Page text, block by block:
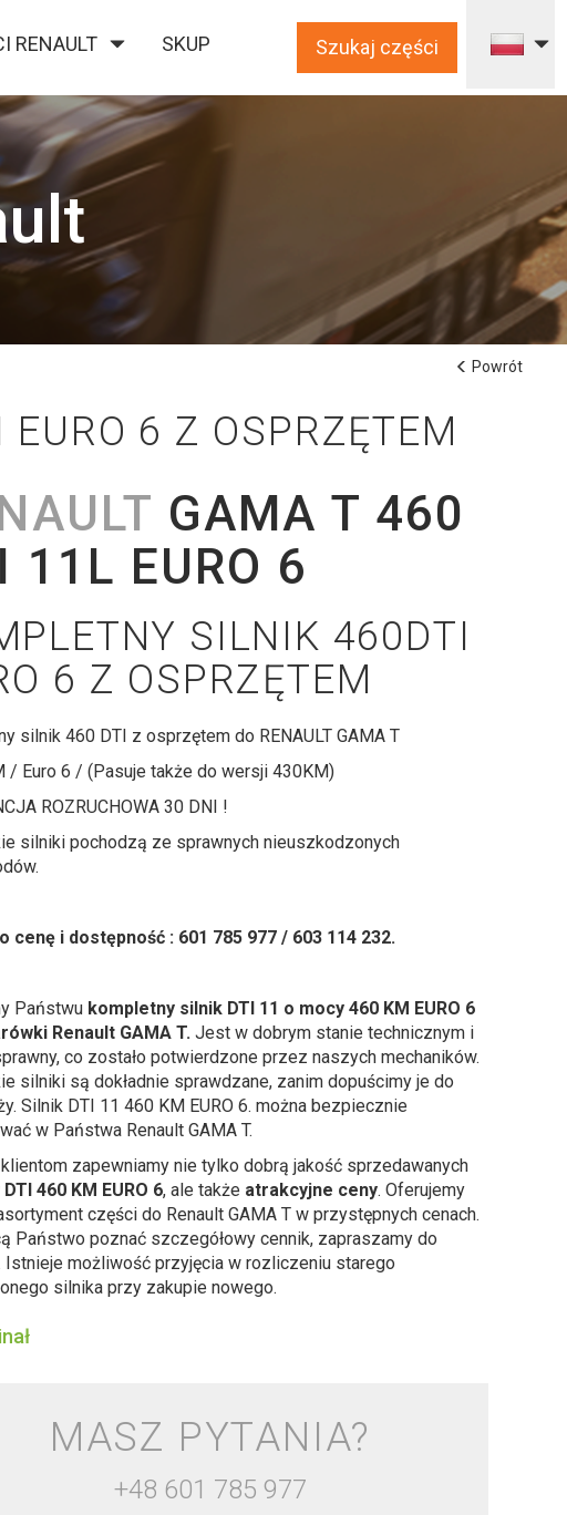
RENAULT
SKUP
Szukaj części
Powrót
6 Z OSPRZĘTEM
GAMA T 460
11L EURO 6
SILNIK 460DTI
6 Z OSPRZĘTEM
silnik 460 DTI z osprzętem do RENAULT GAMA T
/ Euro 6 / (Pasuje także do wersji 430KM)
ROZRUCHOWA 30 DNI !
silniki pochodzą ze sprawnych nieuszkodzonych
cenę i dostępność : 601 785 977 / 603 114 232.
Państwu kompletny silnik DTI 11 o mocy 460 KM EURO 6
Renault GAMA T. Jest w dobrym stanie technicznym i
co zostało potwierdzone przez naszych mechaników.
silniki są dokładnie sprawdzane, zanim dopuścimy je do
Silnik DTI 11 460 KM EURO 6. można bezpiecznie
w Państwa Renault GAMA T.
zapewniamy nie tylko dobrą jakość sprzedawanych
460 KM EURO 6, ale także atrakcyjne ceny. Oferujemy
części do Renault GAMA T w przystępnych cenach.
Państwo poznać szczegółowy cennik, zapraszamy do
Istnieje możliwość przyjęcia w rozliczeniu starego
silnika przy zakupie nowego.
MASZ PYTANIA?
+48 601 785 977